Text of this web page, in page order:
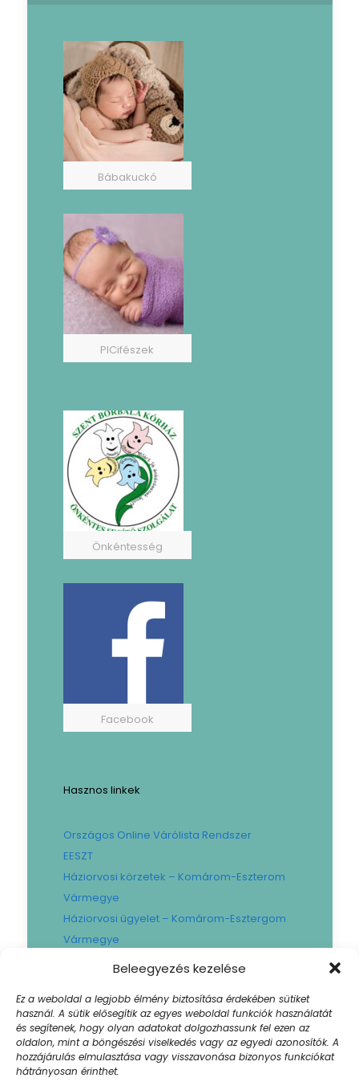
Beleegyezés kezelése
Ez a weboldal a legjobb élmény biztosítása érdekében sütiket
használ. A sütik elősegítik az egyes weboldal funkciók használatát
és segítenek, hogy olyan adatokat dolgozhassunk fel ezen az
oldalon, mint a böngészési viselkedés vagy az egyedi azonosítók. A
hozzájárulás elmulasztása vagy visszavonása bizonyos funkciókat
hátrányosan érinthet.
Bábakuckó
PICifészek
Önkéntesség
Facebook
Hasznos linkek
Országos Online Várólista Rendszer
EESZT
Háziorvosi körzetek – Komárom-Eszterom
Vármegye
Háziorvosi ügyelet – Komárom-Esztergom
Vármegye
Gyógyszertári ügyelet – Komárom-
Városi Fogászat
Művese Állomás B.Braun
Facility hibabejelentő
Sajtószoba